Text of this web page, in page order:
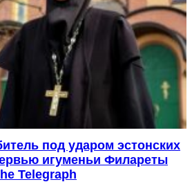
под ударом эстонских
игуменьи Филареты
Telegraph